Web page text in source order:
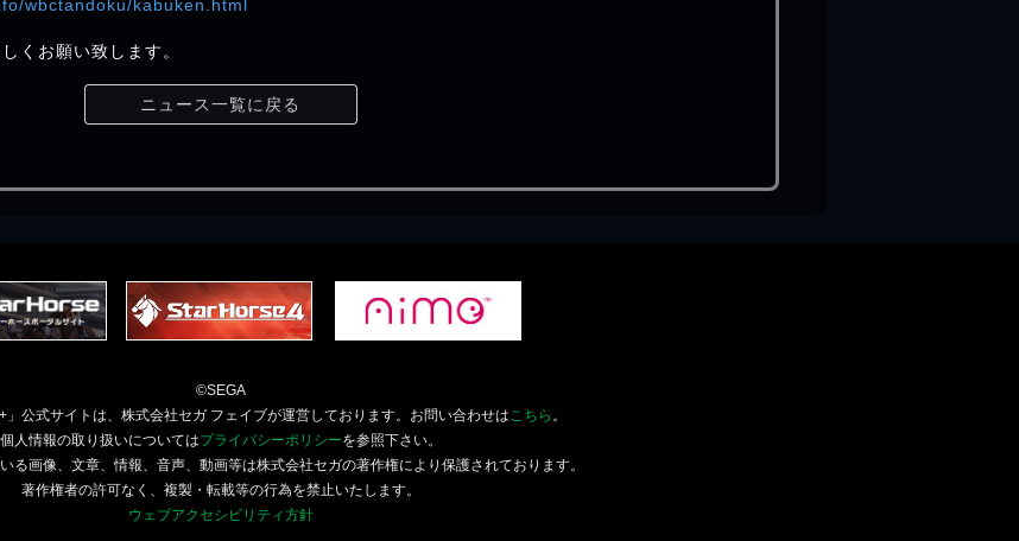
wbctandoku/kabuken.html
くお願い致します。
ニュース一覧に戻る
©SEGA
」公式サイトは、株式会社セガ フェイブが運営しております。お問い合わせはこちら 。
個人情報の取り扱いについてはプライバシーポリシーを参照下さい。
る画像、文章、情報、音声、動画等は株式会社セガの著作権により保護されております。
著作権者の許可なく、複製・転載等の行為を禁止いたします。
ウェブアクセシビリティ方針